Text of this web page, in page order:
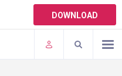
DOWNLOAD